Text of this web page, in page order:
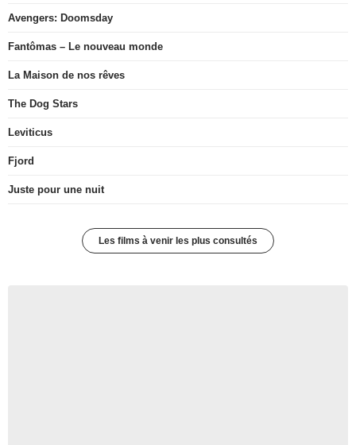
Avengers: Doomsday
Fantômas – Le nouveau monde
La Maison de nos rêves
The Dog Stars
Leviticus
Fjord
Juste pour une nuit
Les films à venir les plus consultés